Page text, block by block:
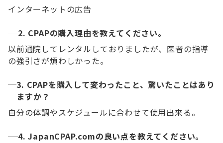
インターネットの広告
2. CPAPの購入理由を教えてください。
以前通院してレンタルしておりましたが、医者の指導
の強引さが煩わしかった。
3. CPAPを購入して変わったこと、驚いたことはあり
ますか？
自分の体調やスケジュールに合わせて使用出来る。
4. JapanCPAP.comの良い点を教えてください。